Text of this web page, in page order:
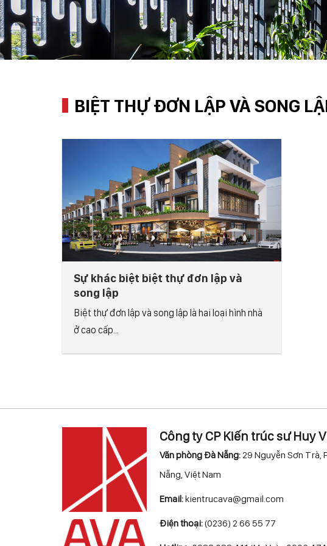
BIỆT THỰ ĐƠN LẬP VÀ SONG
Sự khác biệt biệt thự đơn lập và
song lập
Biệt thự đơn lập và song lập là hai loại hình nhà
ở cao cấp...
Công ty CP Kiến trúc sư Huy
Văn phòng Đà Nẵng:29 Nguyễn Sơn Trà,
Nẵng, Việt Nam
Email:kientrucava@gmail.com
Điện thoại:(0236) 2 66 55 77